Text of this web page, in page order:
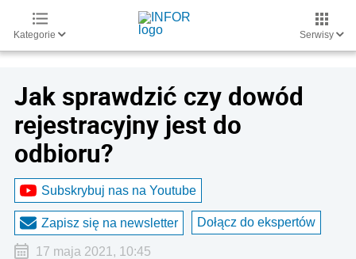
Kategorie Serwisy
Jak sprawdzić czy dowód
rejestracyjny jest do
odbioru?
Subskrybuj nas na Youtube
Zapisz się na newsletter Dołącz do ekspertów
17 maja 2021, 10:45